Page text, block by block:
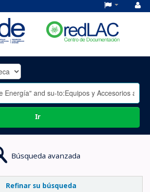
Ir
Búsqueda avanzada
Refinar su búsqueda